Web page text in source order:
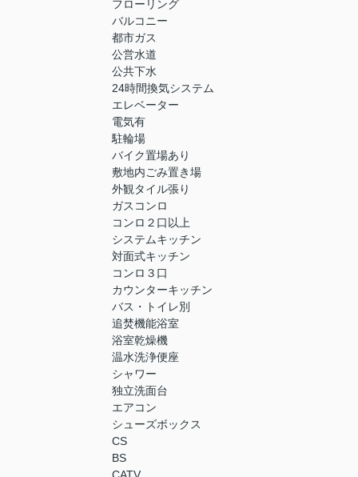
フローリング
バルコニー
都市ガス
公営水道
公共下水
24時間換気システム
エレベーター
電気有
駐輪場
バイク置場あり
敷地内ごみ置き場
外観タイル張り
ガスコンロ
コンロ２口以上
システムキッチン
対面式キッチン
コンロ３口
カウンターキッチン
バス・トイレ別
追焚機能浴室
浴室乾燥機
温水洗浄便座
シャワー
独立洗面台
エアコン
シューズボックス
CS
BS
CATV